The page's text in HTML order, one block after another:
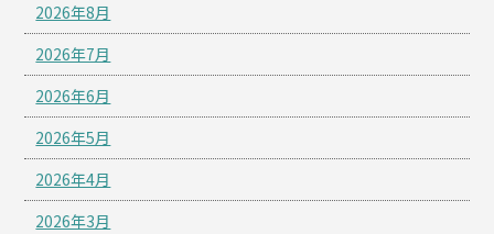
2026年8月
2026年7月
2026年6月
2026年5月
2026年4月
2026年3月